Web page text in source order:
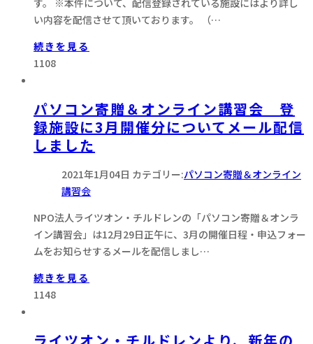
す。 ※本件について、配信登録されている施設にはより詳し
い内容を配信させて頂いております。 （…
続きを見る
1108
パソコン寄贈＆オンライン講習会 登
録施設に3月開催分についてメール配信
しました
2021年1月04日 カテゴリー:パソコン寄贈＆オンライン
講習会
NPO法人ライツオン・チルドレンの「パソコン寄贈＆オンラ
イン講習会」は12月29日正午に、3月の開催日程・申込フォー
ムをお知らせするメールを配信しまし…
続きを見る
1148